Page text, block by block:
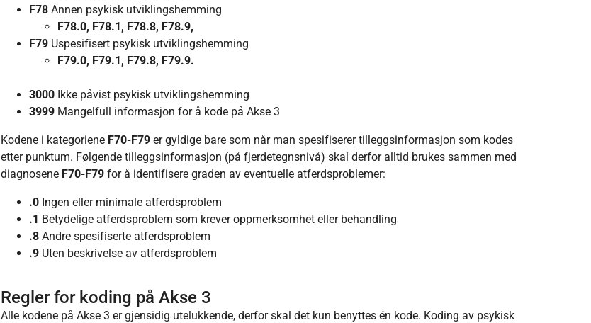
F78 Annen psykisk utviklingshemming
F78.0, F78.1, F78.8, F78.9,
F79 Uspesifisert psykisk utviklingshemming
F79.0, F79.1, F79.8, F79.9.
3000 Ikke påvist psykisk utviklingshemming
3999 Mangelfull informasjon for å kode på Akse 3
Kodene i kategoriene F70-F79 er gyldige bare som når man spesifiserer tilleggsinformasjon som kodes
etter punktum. Følgende tilleggsinformasjon (på fjerdetegnsnivå) skal derfor alltid brukes sammen med
diagnosene F70-F79 for å identifisere graden av eventuelle atferdsproblemer:
.0 Ingen eller minimale atferdsproblem
.1 Betydelige atferdsproblem som krever oppmerksomhet eller behandling
.8 Andre spesifiserte atferdsproblem
.9 Uten beskrivelse av atferdsproblem
Regler for koding på Akse 3
Alle kodene på Akse 3 er gjensidig utelukkende, derfor skal det kun benyttes én kode. Koding av psykisk